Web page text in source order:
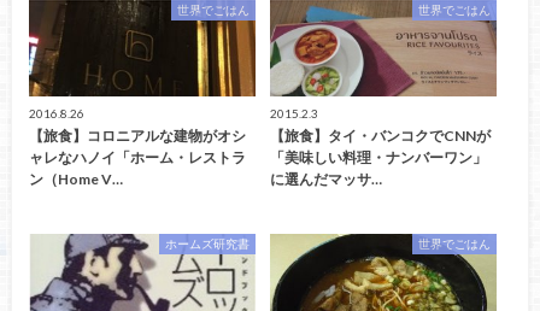
世界でごはん
2016.8.26
【旅食】コロニアルな建物がオシ
ャレなハノイ「ホーム・レストラ
ン（Home V…
世界でごはん
2015.2.3
【旅食】タイ・バンコクでCNNが
「美味しい料理・ナンバーワン」
に選んだマッサ…
ホームズ研究書 世界でごはん